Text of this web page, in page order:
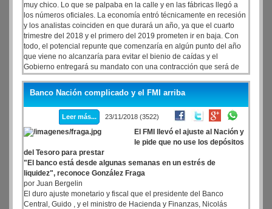
muy chico. Lo que se palpaba en la calle y en las fábricas llegó a
los números oficiales. La economía entró técnicamente en recesión
y los analistas coinciden en que durará un año, ya que el cuarto
trimestre del 2018 y el primero del 2019 prometen ir en baja. Con
todo, el potencial repunte que comenzaría en algún punto del año
que viene no alcanzaría para evitar el bienio de caídas y el
Gobierno entregará su mandato con una contracción que será de
hasta 3,9% respecto al PBI que recibió en 2015.
Banco Nación complicado y el FMI arriba
Leer más... 23/11/2018 (3522)
El FMI llevó el ajuste al Nación y
le pide que no use los depósitos
del Tesoro para prestar
"El banco está desde algunas semanas en un estrés de
liquidez", reconoce González Fraga
por Juan Bergelin
El duro ajuste monetario y fiscal que el presidente del Banco
Central, Guido , y el ministro de Hacienda y Finanzas, Nicolás